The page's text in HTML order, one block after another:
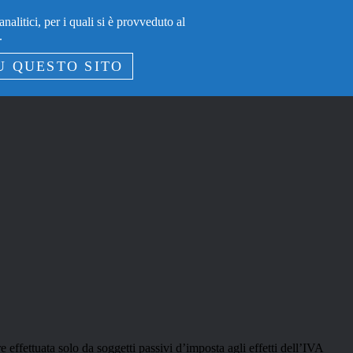
solo da soggetti passivi d’imposta agli effetti dell’IVA
per i quali si è provveduto al
QUESTO SITO